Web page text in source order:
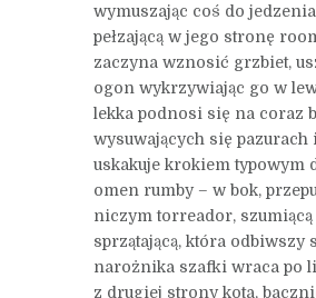
wymuszając coś do
pełzającą w jego stronę
zaczyna wznosić grzbiet,
ogon wykrzywiając go w
lekka podnosi się na coraz
wysuwających się
uskakuje krokiem typowym
omen rumby – w bok,
niczym torreador, szumiącą
sprzątającą, która odbiwszy
narożnika szafki wraca po
z drugiej strony kota,